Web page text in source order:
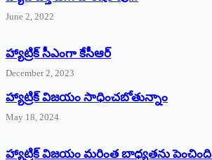
June 2, 2022
హ్యాట్రిక్‌ ‌సీఎంగా కేసీఆర్‌
December 2, 2023
హ్యాట్రిక్‌ విజయం సాధించబోతున్నాం
May 18, 2024
హ్యాట్రిక్ విజయం మరింత బాధ్యతను పెంచింది